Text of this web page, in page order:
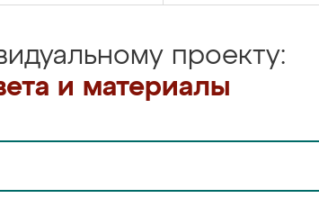
проекту:
и материалы